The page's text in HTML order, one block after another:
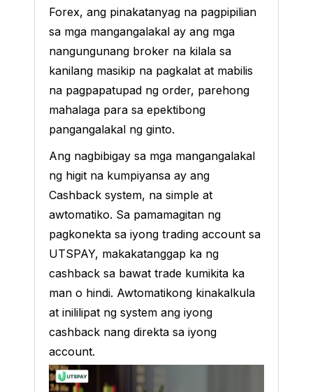
Forex, ang pinakatanyag na pagpipilian
sa mga mangangalakal ay ang mga
nangungunang broker na kilala sa
kanilang masikip na pagkalat at mabilis
na pagpapatupad ng order, parehong
mahalaga para sa epektibong
pangangalakal ng ginto.
Ang nagbibigay sa mga mangangalakal
ng higit na kumpiyansa ay ang
Cashback system, na simple at
awtomatiko. Sa pamamagitan ng
pagkonekta sa iyong trading account sa
UTSPAY, makakatanggap ka ng
cashback sa bawat trade kumikita ka
man o hindi. Awtomatikong kinakalkula
at inililipat ng system ang iyong
cashback nang direkta sa iyong
account.